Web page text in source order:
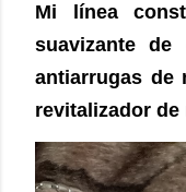
Mi línea
suavizante de
antiarrugas de
revitalizador de